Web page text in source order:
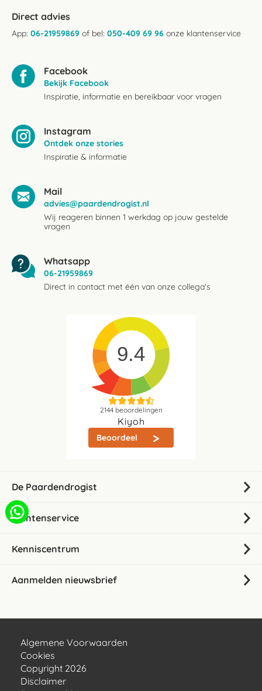
Direct advies
App: 06-21959869 of bel: 050-409 69 96 onze klantenservice
Facebook
Bekijk Facebook
Inspiratie, informatie en bereikbaar voor vragen
Instagram
Ontdek onze stories
Inspiratie & informatie
Mail
advies@paardendrogist.nl
Wij reageren binnen 1 werkdag op jouw gestelde
vragen
Whatsapp
06-21959869
Direct in contact met één van onze collega's
9.4
2144beoordelingen
Kiyoh
Beoordeel
De Paardendrogist
Klantenservice
Kenniscentrum
Aanmelden nieuwsbrief
Algemene Voorwaarden
Cookies
Copyright 2026
Disclaimer